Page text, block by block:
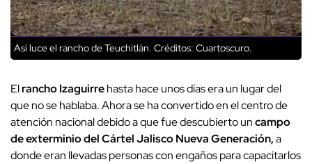
Así luce el rancho de Teuchitlán. Créditos: Cuartoscuro.
Elrancho Izaguirrehasta hace unos días era un lugar del
que no se hablaba. Ahora se ha convertido en el centro de
atención nacional debido a que fue descubierto uncampo
de exterminio del Cártel Jalisco Nueva Generación,a
donde eran llevadas personas con engaños para capacitarlos